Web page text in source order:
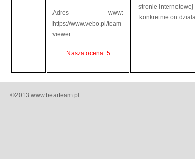
Adres www:
https://www.vebo.pl/team-
viewer
Nasza ocena: 5
stronie
konkretnie on
©2013 www.bearteam.pl